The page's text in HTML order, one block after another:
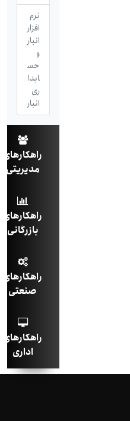
نرم
افزار
انبار
حس
ابدا
ری
انبار
راهکارهای
مدیریتی
راهکارهای
بازرگانی
راهکارهای
صنعتی
راهکارهای
اداری